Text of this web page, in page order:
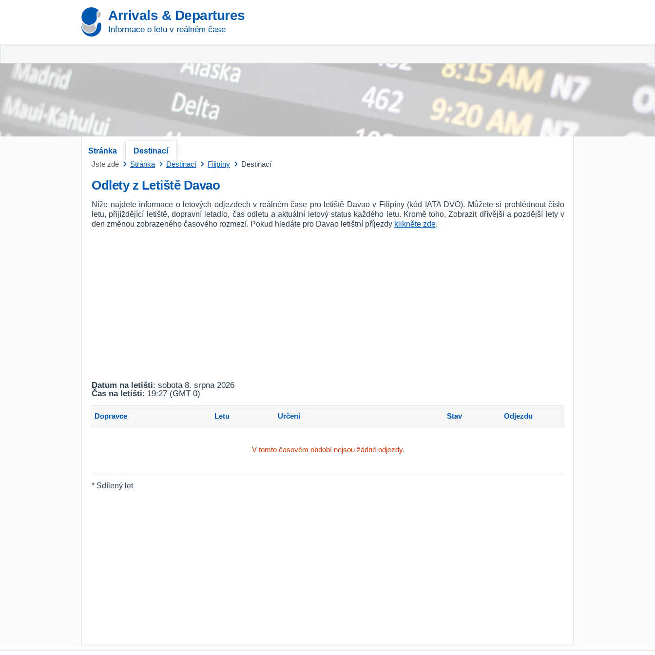
Arrivals & Departures
Informace o letu v reálném čase
Stránka
Destinací
Jste zde
Stránka Destinací Filipíny Destinací
Odlety z Letiště Davao
Níže najdete informace o letových odjezdech v reálném čase pro letiště Davao v Filipíny (kód IATA DVO). Můžete si prohlédnout číslo
letu, přijíždějící letiště, dopravní letadlo, čas odletu a aktuální letový status každého letu. Kromě toho, Zobrazit dřívější a pozdější lety v
den změnou zobrazeného časového rozmezí. Pokud hledáte pro Davao letištní příjezdy klikněte zde.
Datum na letišti: sobota 8. srpna 2026
Čas na letišti: 19:27 (GMT 0)
Dopravce Letu Určení Stav Odjezdu
V tomto časovém období nejsou žádné odjezdy.
* Sdílený let